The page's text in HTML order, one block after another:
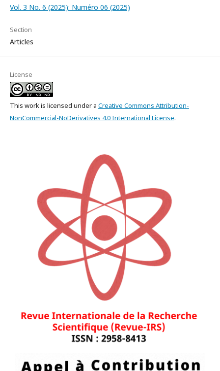
Vol. 3 No. 6 (2025): Numéro 06 (2025)
Section
Articles
License
This work is licensed under a Creative Commons Attribution-
NonCommercial-NoDerivatives 4.0 International License.